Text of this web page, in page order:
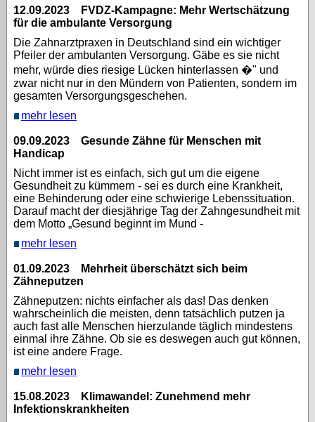
12.09.2023 FVDZ-Kampagne: Mehr Wertschätzung
für die ambulante Versorgung
Die Zahnarztpraxen in Deutschland sind ein wichtiger
Pfeiler der ambulanten Versorgung. Gäbe es sie nicht
mehr, würde dies riesige Lücken hinterlassen �" und
zwar nicht nur in den Mündern von Patienten, sondern im
gesamten Versorgungsgeschehen.
mehr lesen
09.09.2023 Gesunde Zähne für Menschen mit
Handicap
Nicht immer ist es einfach, sich gut um die eigene
Gesundheit zu kümmern - sei es durch eine Krankheit,
eine Behinderung oder eine schwierige Lebenssituation.
Darauf macht der diesjährige Tag der Zahngesundheit mit
dem Motto „Gesund beginnt im Mund -
mehr lesen
01.09.2023 Mehrheit überschätzt sich beim
Zähneputzen
Zähneputzen: nichts einfacher als das! Das denken
wahrscheinlich die meisten, denn tatsächlich putzen ja
auch fast alle Menschen hierzulande täglich mindestens
einmal ihre Zähne. Ob sie es deswegen auch gut können,
ist eine andere Frage.
mehr lesen
15.08.2023 Klimawandel: Zunehmend mehr
Infektionskrankheiten